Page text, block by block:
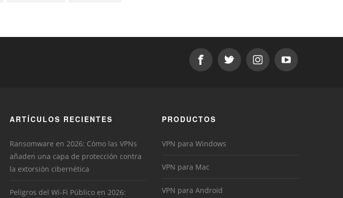
ARTÍCULOS RECIENTES
Ransomware en 2026: Cómo las VPNs
añaden una capa de protección contra
la extorsión cibernética
Peligros del Wi-Fi Público en 2026:
PRODUCTOS
VPN para Windows
VPN para Mac
VPN para Android